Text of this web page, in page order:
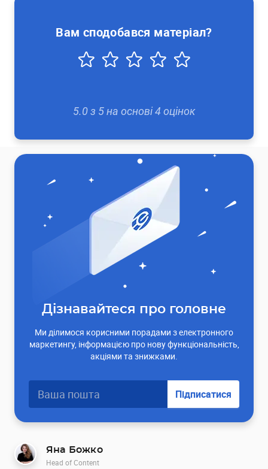
Вам сподобався матеріал?
5.0з 5на основі4 оцінок
Дізнавайтеся про головне
Ми ділимося корисними порадами з електронного
маркетингу, інформацією про нову функціональність,
акціями та знижками.
Підписатися
Яна Божко
Head of Content